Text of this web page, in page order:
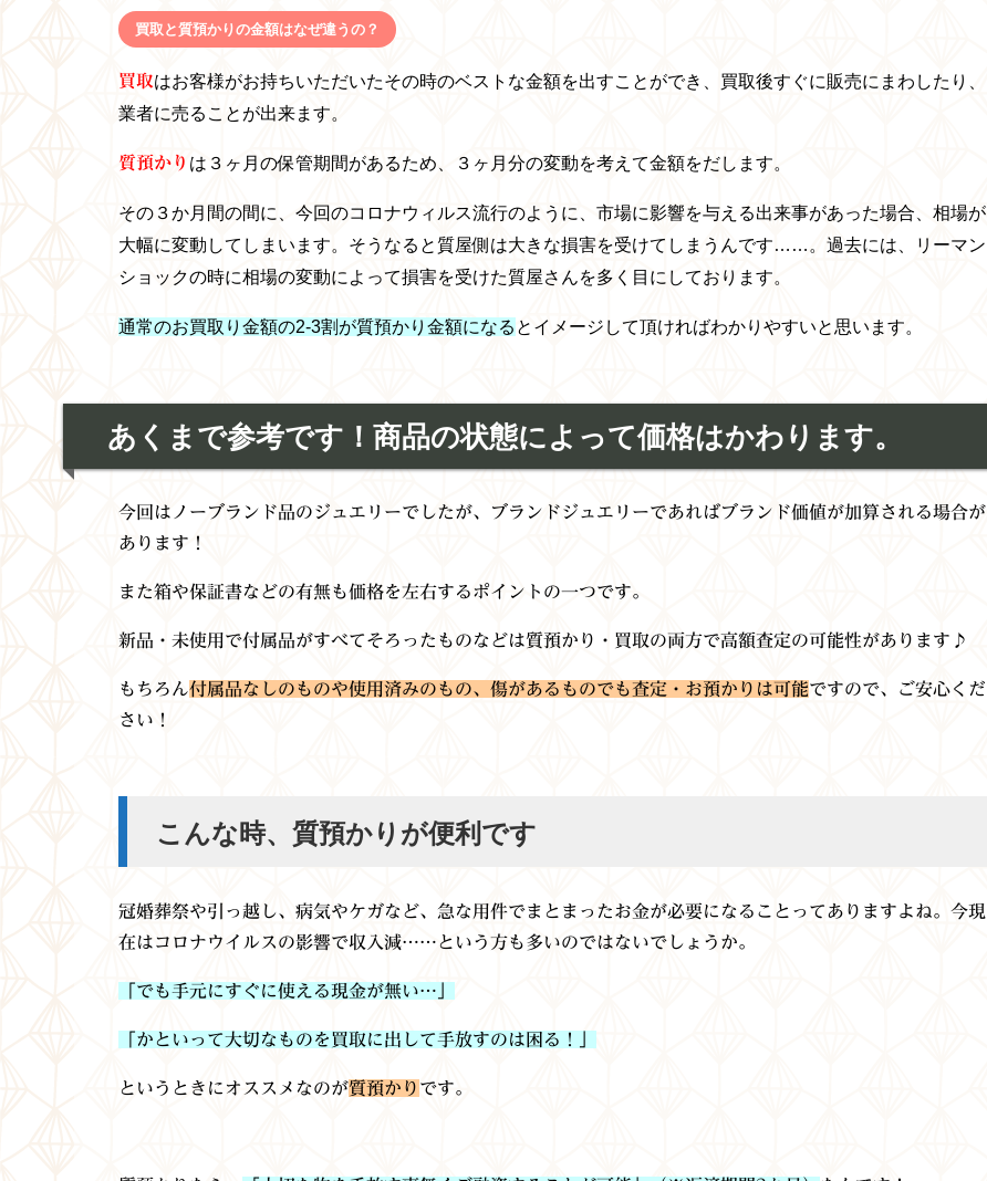
買取と質預かりの金額はなぜ違うの？
買取はお客様がお持ちいただいたその時のベストな金額を出すことができ、 買取後すぐに販売にまわしたり、
業者に売ることが出来ます。
質預かり は３ヶ月の保管期間があるため、３ヶ月分の変動を考えて金額をだします。
その３か月間の間に、今回のコロナウィルス流行のように、市場に影響を与える出来事があった場合、相場が
大幅に変動してしまいます。そうなると 質屋側は大きな損害を受けてしまうんです……。過去には、リーマン
ショックの時に相場の変動によって損害を受けた質屋さんを多く目にしております。
通常のお買取り金額の2-3割が質預かり金額になる と イメージして頂ければわかりやすいと思います。
あく まで参考です！商品の状態によって価格はかわります。
今回はノーブランド品のジュエリーでしたが、ブランドジュエリーであればブランド価値が加算される場合が
あります！
また箱や保証書などの有無も価格を左右するポイントの一つです。
新品・未使用で付属品がすべてそろったものなどは質預かり・買取の両方で高額査定の可能性があります♪
もちろん付属品なしのものや使用済みのもの、傷があるものでも査定・お預かりは可能ですので、ご安心くだ
さい！
こんな時、質預かりが便利です
冠婚葬祭や引っ越し、病気やケガなど、急な用件でまとまったお金が必要になることってありますよね。今現
在はコロナウイルスの影響で収入減……という方も多いのではないでしょうか。
「でも手元にすぐに使える現金が無い…」
「かといって大切なものを買取に出して手放すのは困る！」
というときにオススメなのが質預かり です。